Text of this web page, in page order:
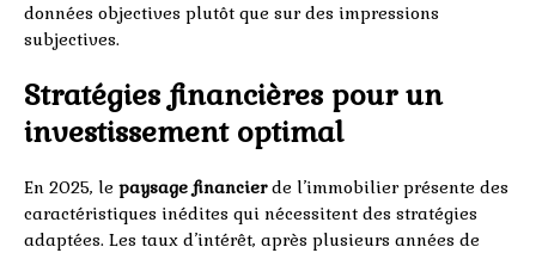
données objectives plutôt que sur des impressions
subjectives.
Stratégies financières pour un
investissement optimal
En 2025, le paysage financierde l’immobilier présente des
caractéristiques inédites qui nécessitent des stratégies
adaptées. Les taux d’intérêt, après plusieurs années de